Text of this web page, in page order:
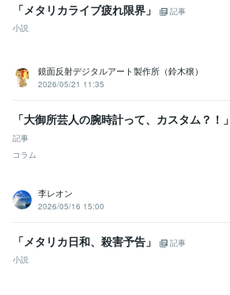
「メタリカライブ疲れ限界」
記事
小説
鏡面反射デジタルアート製作所（鈴木穣）
2026/05/21 11:35
「大御所芸人の腕時計って、カスタム？！」
記事
コラム
李レオン
2026/05/16 15:00
「メタリカ日和、殺害予告」
記事
小説